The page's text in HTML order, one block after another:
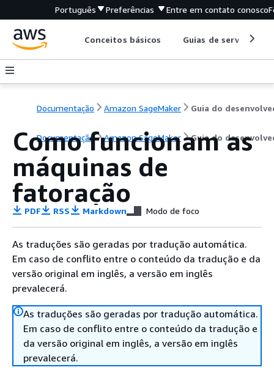
Português Preferências Entre em contato conosco
Conceitos básicos Guias de serviço
Documentação Amazon SageMaker
Documentação Amazon SageMaker Guia do
Como funcionam as
máquinas de
fatoração
PDF RSS Markdown Modo de foco
As traduções são geradas por tradução automática.
Em caso de conflito entre o conteúdo da tradução e da
versão original em inglês, a versão em inglês
prevalecerá.
As traduções são geradas por tradução automática.
Em caso de conflito entre o conteúdo da tradução e
da versão original em inglês, a versão em inglês
prevalecerá.